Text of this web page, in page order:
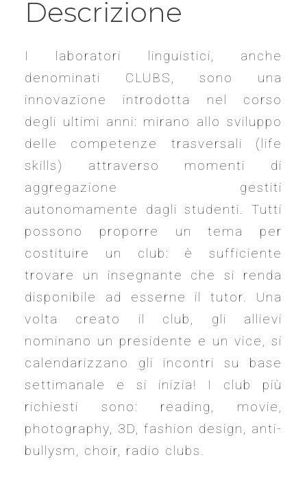
Descrizione
I laboratori linguistici, anche
denominati CLUBS, sono una
innovazione introdotta nel corso
degli ultimi anni: mirano allo sviluppo
delle competenze trasversali (life
skills) attraverso momenti di
aggregazione gestiti
autonomamente dagli studenti. Tutti
possono proporre un tema per
costituire un club: è sufficiente
trovare un insegnante che si renda
disponibile ad esserne il tutor. Una
volta creato il club, gli allievi
nominano un presidente e un vice, si
calendarizzano gli incontri su base
settimanale e si inizia! I club più
richiesti sono: reading, movie,
photography, 3D, fashion design, anti-
bullysm, choir, radio clubs.